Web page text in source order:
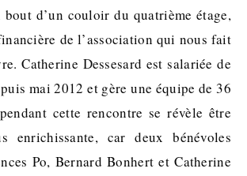
bout d’un couloir du quatrième étage,
de l’association qui nous fait
Catherine Dessesard est salariée de
mai 2012 et gère une équipe de 36
cette rencontre se révèle être
enrichissante, car deux bénévoles
Po, Bernard Bonhert et Catherine